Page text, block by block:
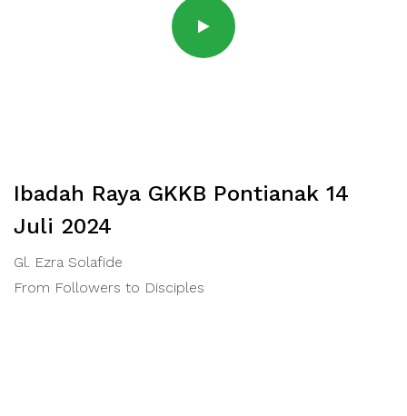
Ibadah Raya GKKB Pontianak 14
Juli 2024
Gl. Ezra Solafide
From Followers to Disciples